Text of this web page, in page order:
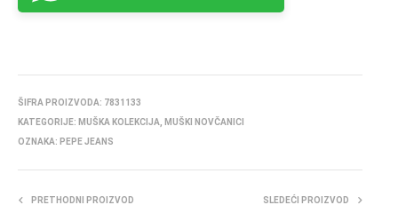
ŠIFRA PROIZVODA: 7831133
KATEGORIJE: MUŠKA KOLEKCIJA
MUŠKI NOVČANICI
OZNAKA: PEPE JEANS
PRETHODNI PROIZVOD SLEDEĆI PROIZVOD